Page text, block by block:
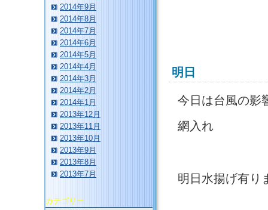
明日
今日は台風の影
網入れ
明日水揚げ有り
2014年9月
2014年8月
2014年7月
2014年6月
2014年5月
2014年4月
2014年3月
2014年2月
2014年1月
2013年12月
2013年11月
2013年10月
2013年9月
2013年8月
2013年7月
カテゴリー